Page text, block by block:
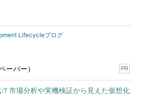
Lifecycleブログ
ーパー） PR
? 市場分析や実機検証から見えた仮想化